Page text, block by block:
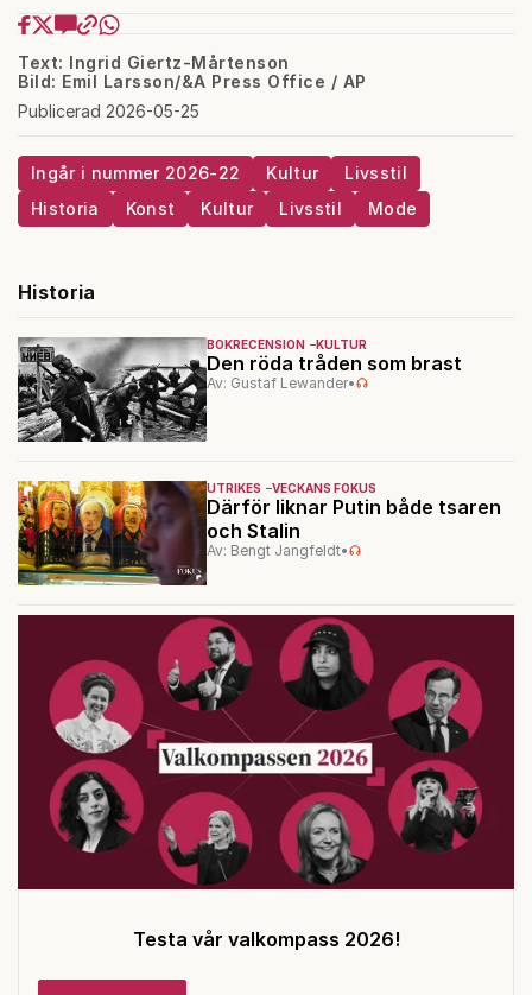
Text: Ingrid Giertz-Mårtenson
Bild: Emil Larsson/&A Press Office / AP
Publicerad 2026-05-25
Ingår i nummer 2026-22 Kultur
Livsstil
Historia
Konst Kultur Livsstil Mode
Historia
BOKRECENSION KULTUR
Den röda tråden som brast
Av: Gustaf Lewander•
UTRIKES VECKANS FOKUS
Därför liknar Putin både tsaren
och Stalin
Av: Bengt Jangfeldt•
Testa vår valkompass 2026!